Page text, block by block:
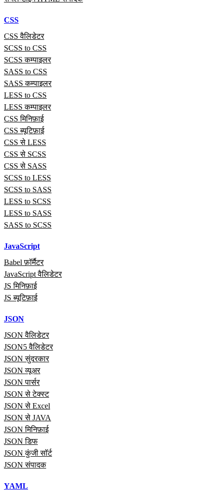
CSS
CSS वैलिडेटर
SCSS to CSS
SCSS कम्पाइलर
SASS to CSS
SASS कम्पाइलर
LESS to CSS
LESS कम्पाइलर
CSS मिनिफ़ाई
CSS ब्यूटिफ़ाई
CSS से LESS
CSS से SCSS
CSS से SASS
SCSS to LESS
SCSS to SASS
LESS to SCSS
LESS to SASS
SASS to SCSS
JavaScript
Babel फ़ॉर्मैटर
JavaScript वैलिडेटर
JS मिनिफ़ाई
JS ब्यूटिफ़ाई
JSON
JSON वैलिडेटर
JSON5 वैलिडेटर
JSON सुंदरकार
JSON व्यूअर
JSON पार्सर
JSON से टेक्स्ट
JSON से Excel
JSON से JAVA
JSON मिनिफ़ाई
JSON डिफ
JSON कुंजी सॉर्ट
JSON संपादक
YAML